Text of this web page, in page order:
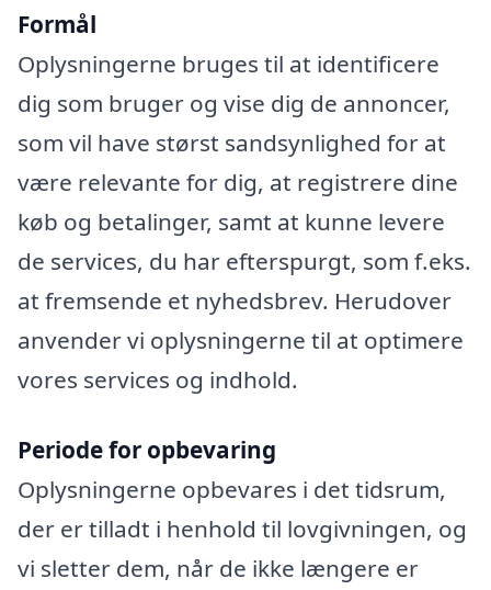
Formål
Oplysningerne bruges til at identificere
dig som bruger og vise dig de annoncer,
som vil have størst sandsynlighed for at
være relevante for dig, at registrere dine
køb og betalinger, samt at kunne levere
de services, du har efterspurgt, som f.eks.
at fremsende et nyhedsbrev. Herudover
anvender vi oplysningerne til at optimere
vores services og indhold.
Periode for opbevaring
Oplysningerne opbevares i det tidsrum,
der er tilladt i henhold til lovgivningen, og
vi sletter dem, når de ikke længere er